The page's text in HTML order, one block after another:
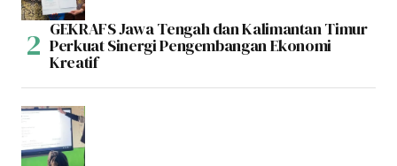
GEKRAFS Jawa Tengah dan Kalimantan Timur
Perkuat Sinergi Pengembangan Ekonomi
Kreatif